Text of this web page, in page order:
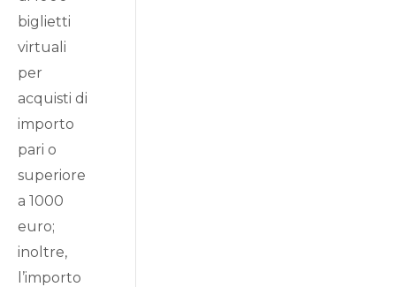
biglietti
virtuali
per
acquisti di
importo
pari o
superiore
a 1000
euro;
inoltre,
l’importo